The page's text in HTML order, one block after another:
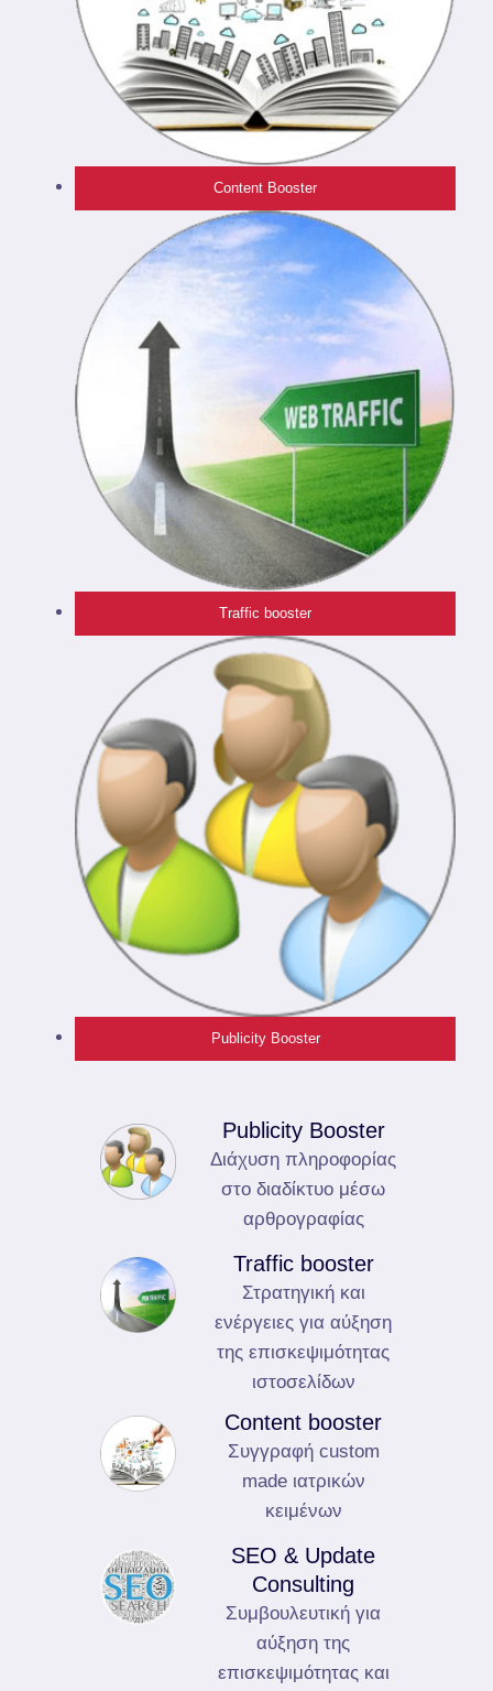
Content Booster
Traffic booster
Publicity Booster
Publicity Booster
Διάχυση πληροφορίας
στο διαδίκτυο μέσω
αρθρογραφίας
Traffic booster
Στρατηγική και
ενέργειες για αύξηση
της επισκεψιμότητας
ιστοσελίδων
Content booster
Συγγραφή custom
made ιατρικών
κειμένων
SEO & Update
Consulting
Συμβουλευτική για
αύξηση της
επισκεψιμότητας και